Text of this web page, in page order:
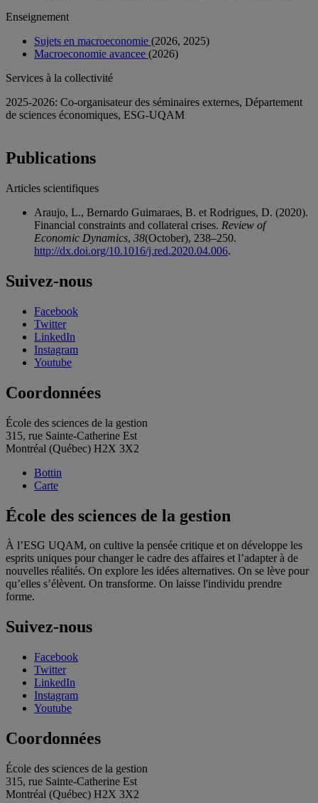
Enseignement
Sujets en macroeconomie (2026, 2025)
Macroeconomie avancee (2026)
Services à la collectivité
2025-2026: Co-organisateur des séminaires externes, Département
de sciences économiques, ESG-UQAM
Publications
Articles scientifiques
Araujo, L., Bernardo Guimaraes, B. et Rodrigues, D. (2020).
Financial constraints and collateral crises. Review of
Economic Dynamics, 38(October), 238–250.
http://dx.doi.org/10.1016/j.red.2020.04.006.
Suivez-nous
Facebook
Twitter
LinkedIn
Instagram
Youtube
Coordonnées
École des sciences de la gestion
315, rue Sainte-Catherine Est
Montréal (Québec) H2X 3X2
Bottin
Carte
École des sciences de la gestion
À l’ESG UQAM, on cultive la pensée critique et on développe les
esprits uniques pour changer le cadre des affaires et l’adapter à de
nouvelles réalités. On explore les idées alternatives. On se lève pour
qu’elles s’élèvent. On transforme. On laisse l'individu prendre
forme.
Suivez-nous
Facebook
Twitter
LinkedIn
Instagram
Youtube
Coordonnées
École des sciences de la gestion
315, rue Sainte-Catherine Est
Montréal (Québec) H2X 3X2